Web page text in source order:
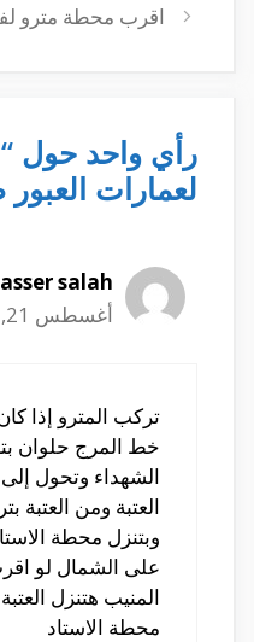
اقرب محطة مترو
رأي واحد حول
لعمارات
salah
أغسطس 21, 2022 الساعة 12:19 ص
تركب المترو إذا
خط المرج حلوان
الشهداء وتحول
العتبة ومن العتبة
وبتنزل محطة
على الشمال لو
المنيب هتنزل
محطة الاستاد